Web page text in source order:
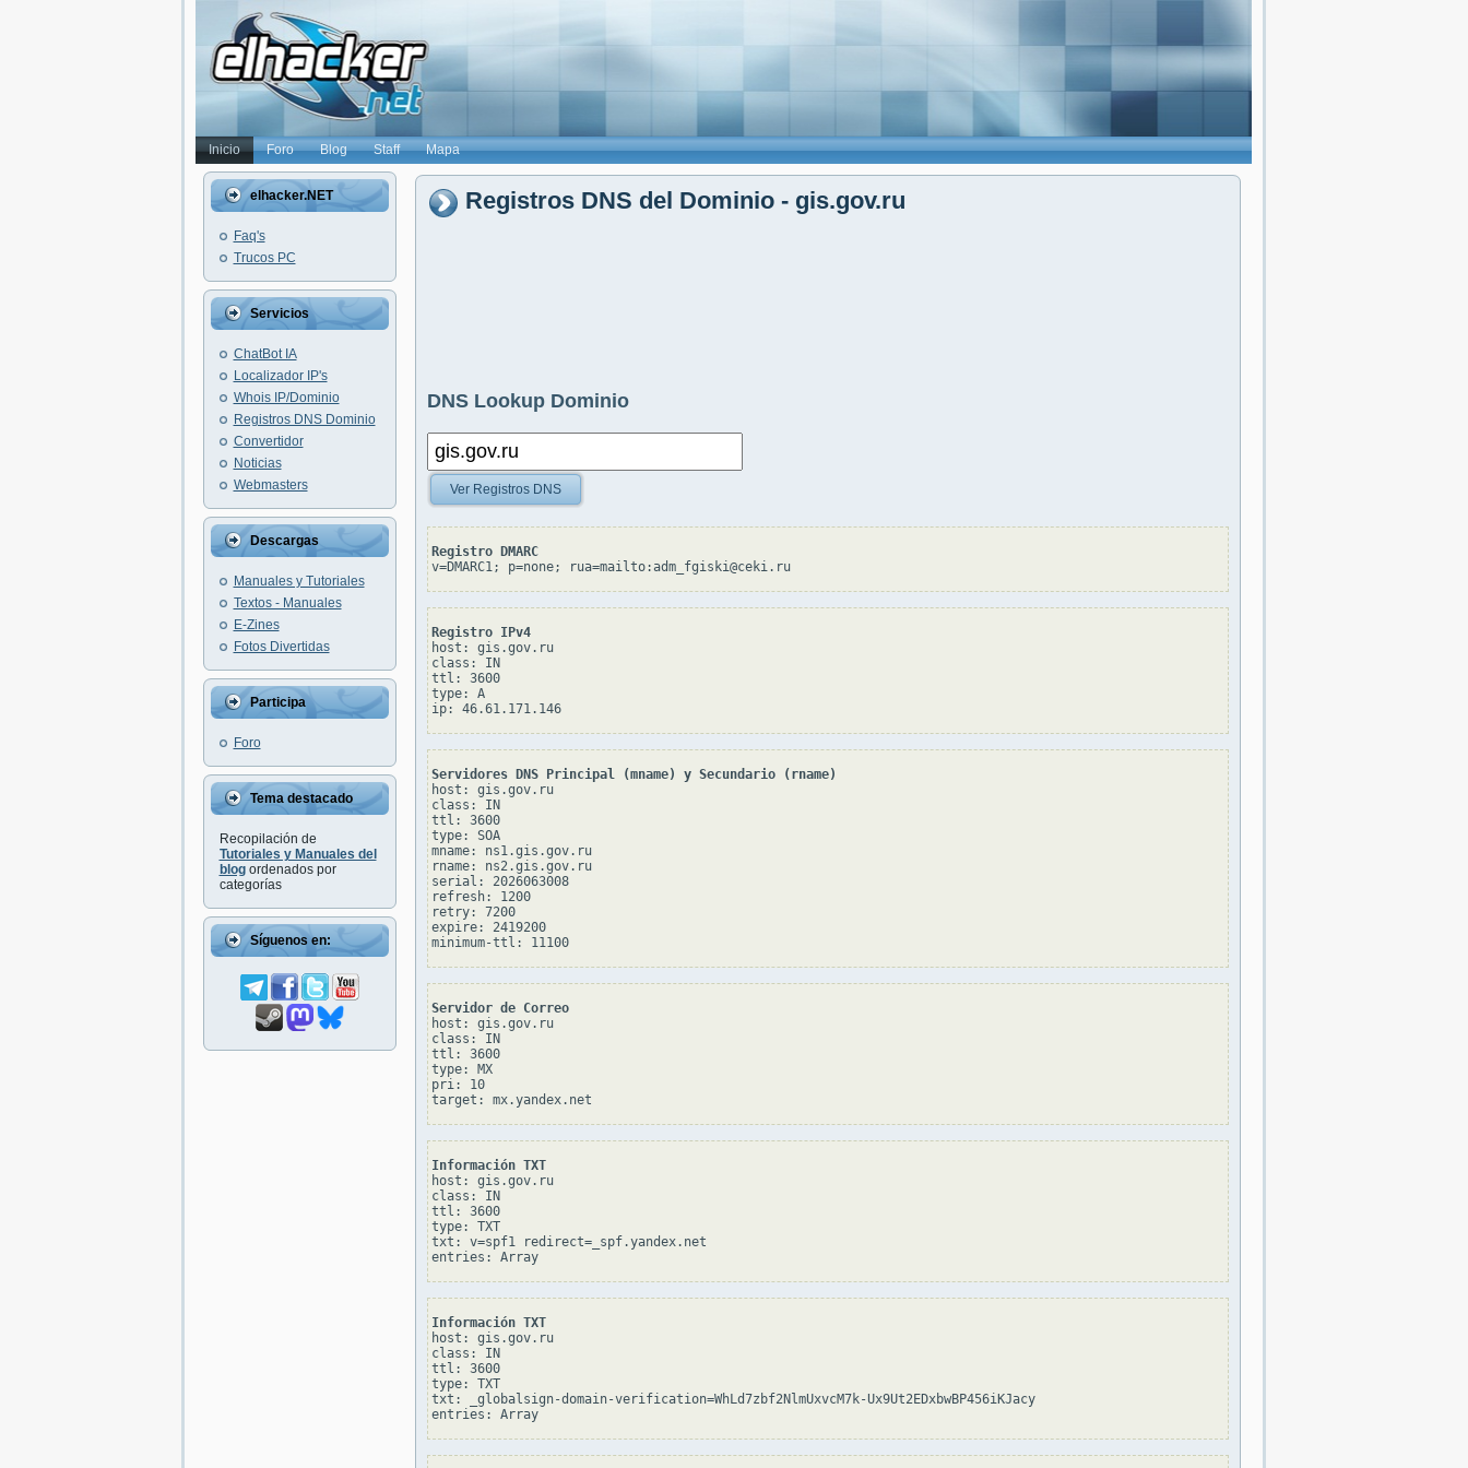
Inicio Foro Blog Staff Mapa
elhacker.NET
Faq's
Trucos PC
Servicios
ChatBot IA
Localizador IP's
Whois IP/Dominio
Registros DNS Dominio
Convertidor
Noticias
Webmasters
Descargas
Manuales y Tutoriales
Textos - Manuales
E-Zines
Fotos Divertidas
Participa
Foro
Tema destacado
Recopilación de
Tutoriales y Manuales del
blogordenados por
categorías
Síguenos en:
Registros DNS del Dominio - gis.gov.ru
DNS Lookup Dominio
Ver Registros DNS
Registro DMARC
v=DMARC1; p=none; rua=mailto:adm_fgiski@ceki.ru
Registro IPv4
host: gis.gov.ru
class: IN
ttl: 3600
type: A
ip: 46.61.171.146
Servidores DNS Principal (mname) y Secundario (rname)
host: gis.gov.ru
class: IN
ttl: 3600
type: SOA
mname: ns1.gis.gov.ru
rname: ns2.gis.gov.ru
serial: 2026063008
refresh: 1200
retry: 7200
expire: 2419200
minimum-ttl: 11100
Servidor de Correo
host: gis.gov.ru
class: IN
ttl: 3600
type: MX
pri: 10
Información TXT
host: gis.gov.ru
class: IN
ttl: 3600
type: TXT
txt: v=spf1 redirect=_spf.yandex.net
entries: Array
Información TXT
host: gis.gov.ru
class: IN
ttl: 3600
type: TXT
txt: _globalsign-domain-verification=WhLd7zbf2NlmUxvcM7k-Ux9Ut2EDxbwBP456iKJacy
entries: Array